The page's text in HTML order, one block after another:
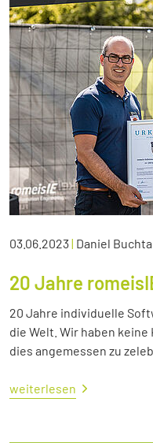
03.06.2023| Daniel Buchta
20 Jahre
20 Jahre individuelle
die Welt. Wir haben
dies angemessen zu
weiterlesen